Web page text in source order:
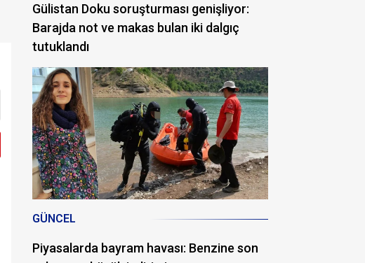
Gülistan Doku soruşturması genişliyor:
Barajda not ve makas bulan iki dalgıç
tutuklandı
GÜNCEL
Piyasalarda bayram havası: Benzine son